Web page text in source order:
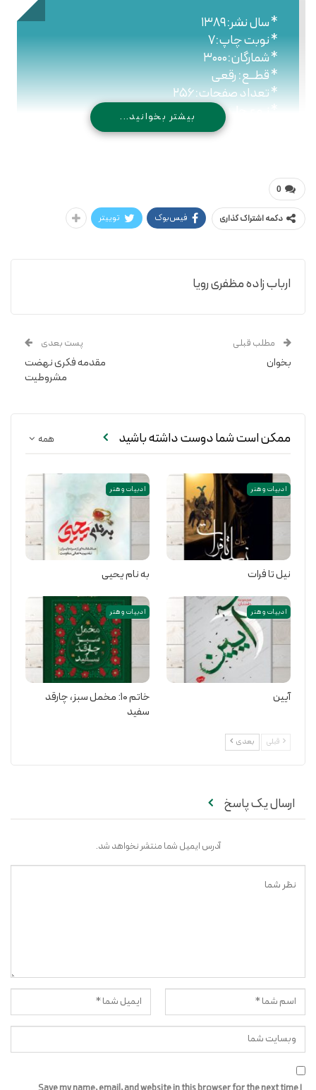
* سال نشر:۱۳۸۹
* نوبت چاپ:۷
* شمارگان:۳۰۰۰
* قطــع: رقعی
* تعداد صفحات:۲۵۶
* نـوع جلـد: شومیز
دنیای آشپزی، دنیایی بسیار وسیع است. در دنیا، غذاهای متنوع و دستورهای
طبخ بسیار زیادی وجود دارد و نیاز به تألیف کتابهای متعددی است. اما آنچه
این کتاب را از سایر کتابهایی که در این مورد نوشته شده متمایز می‌کند «تهیه
آسان مواد آشپزی»، «قابل دسترس بودن آنها»، «پرخرج نبودن دستورهای
آشپزی» و «توجّه به ذائقه ایرانی» است.
خرید کتاب
بیشتر بخوانید...
0
دکمه اشتراک گذاری فیس‌بوک توییتر
ارباب زاده مظفری رویا
مطلب قبلی
بخوان
پست بعدی
مقدمه فکری نهضت
مشروطیت
همه ممکن است شما دوست داشته باشید
ادبیات و هنر
نیل تا فرات
ادبیات و هنر
به نام یحیی
ادبیات و هنر
آیین
ادبیات و هنر
خاتم ۱۰: مخمل سبز،‌ چارقد
سفید
قبلی بعدی
ارسال یک پاسخ
آدرس ایمیل شما منتشر نخواهد شد.